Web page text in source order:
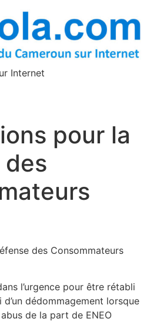
Internet
pour la
des
des Consommateurs
l’urgence pour être rétabli
dédommagement lorsque
de la part de ENEO